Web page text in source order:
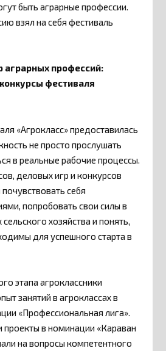
быть аграрные профессии.
взял на себя фестиваль
аграрных профессий:
фестиваля
«Агрокласс» предоставилась
не просто прослушать
в реальные рабочие процессы.
деловых игр и конкурсов
себя
попробовать свои силы в
хозяйства и понять,
для успешного старта в
этапа агроклассники
занятий в агроклассах в
«Профессиональная лига».
в номинации «Караван
на вопросы компетентного